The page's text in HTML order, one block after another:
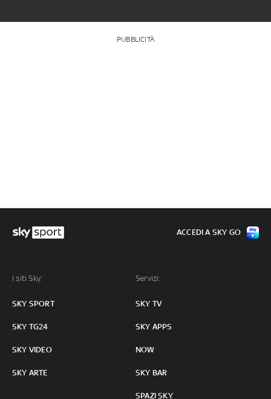
PUBBLICITÀ
I siti Sky:
SKY SPORT
SKY TG24
SKY VIDEO
SKY ARTE
Servizi:
SKY TV
SKY APPS
NOW
SKY BAR
SPAZI SKY
ACCEDI A SKY GO